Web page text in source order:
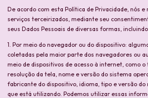
De acordo com esta Política de Privacidade, nós
serviços terceirizados, mediante seu
seus Dados Pessoais de diversas formas,
1. Por meio do navegador ou do dispositivo:
coletadas pela maior parte dos navegadores ou
meio de dispositivos de acesso à internet, como
resolução da tela, nome e versão do sistema
fabricante do dispositivo, idioma, tipo e versão
que está utilizando. Podemos utilizar essas